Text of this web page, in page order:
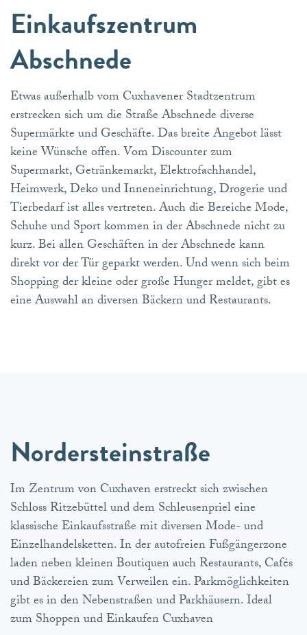
Einkaufszentrum
Abschnede
Etwas außerhalb vom Cuxhavener Stadtzentrum
erstrecken sich um die Straße Abschnede diverse
Supermärkte und Geschäfte. Das breite Angebot lässt
keine Wünsche offen. Vom Discounter zum
Supermarkt, Getränkemarkt, Elektrofachhandel,
Heimwerk, Deko und Inneneinrichtung, Drogerie und
Tierbedarf ist alles vertreten. Auch die Bereiche Mode,
Schuhe und Sport kommen in der Abschnede nicht zu
kurz. Bei allen Geschäften in der Abschnede kann
direkt vor der Tür geparkt werden. Und wenn sich beim
Shopping der kleine oder große Hunger meldet, gibt es
eine Auswahl an diversen Bäckern und Restaurants.
Nordersteinstraße
Im Zentrum von Cuxhaven erstreckt sich zwischen
Schloss Ritzebüttel und dem Schleusenpriel eine
klassische Einkaufsstraße mit diversen Mode- und
Einzelhandelsketten. In der autofreien Fußgängerzone
laden neben kleinen Boutiquen auch Restaurants, Cafés
und Bäckereien zum Verweilen ein. Parkmöglichkeiten
gibt es in den Nebenstraßen und Parkhäusern. Ideal
zum Shoppen und Einkaufen Cuxhaven